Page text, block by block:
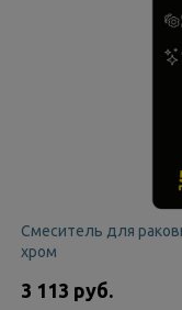
Смеситель для
хром
3 113 руб.